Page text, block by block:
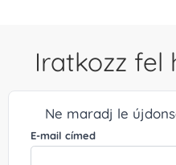
Iratkozz fel
Ne maradj le
E-mail címed